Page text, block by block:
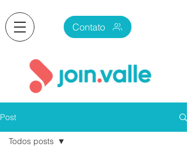
Contato
Post
Todos posts